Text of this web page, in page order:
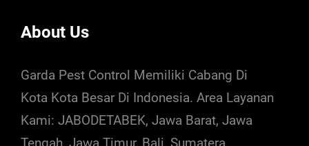
About Us
Garda Pest Control Memiliki Cabang Di
Kota Kota Besar Di Indonesia. Area Layanan
Kami: JABODETABEK, Jawa Barat, Jawa